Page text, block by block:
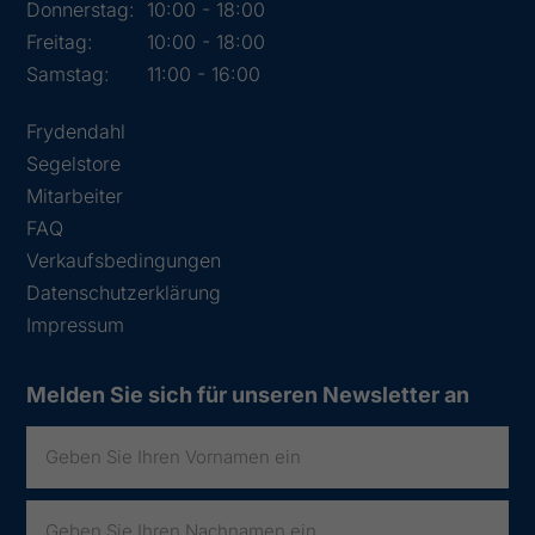
Donnerstag:
10:00 - 18:00
Freitag:
10:00 - 18:00
Samstag:
11:00 - 16:00
Frydendahl
Segelstore
Mitarbeiter
FAQ
Verkaufsbedingungen
Datenschutzerklärung
Impressum
Melden Sie sich für unseren Newsletter an